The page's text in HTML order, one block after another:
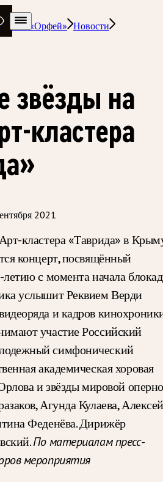
«Орфей» Новости
звёзды на
кластера
2021
кластера «Таврида» в
концерт, посвящённый
с момента начала
услышит Реквием Верди
и кадров
участие Российский
симфонический
академическая хоровая
и звёзды мировой
Агунда Кулаева, Алексей
Феденёва. Дирижёр
По материалам пресс-
мероприятия